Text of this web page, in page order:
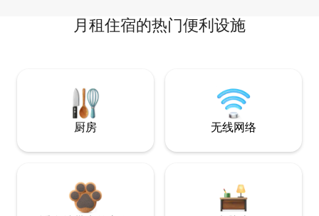
月租住宿的热门便利设施
厨房 无线网络